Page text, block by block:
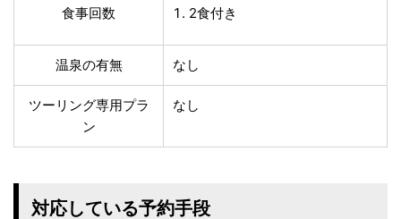
食事回数 2食付き
温泉の有無 なし
ツーリング専用プラ
ン
なし
対応している予約手段